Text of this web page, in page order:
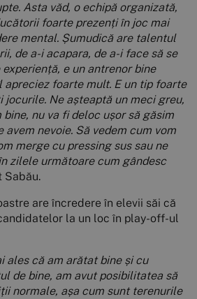
Asta văd, o echipă organizată,
foarte prezenți în joc mai
mental. Șumudică are talentul
de a-i acapara, de a-i face să se
e un antrenor bine
apreciez foarte mult. E un tip foarte
Ne așteaptă un meci greu,
nu va fi deloc ușor să găsim
nevoie. Să vedem cum vom
merge cu pressing sus sau ne
zilele următoare cum gândesc
Sabău.
are încredere în elevii săi că
la un loc în play-off-ul
ales că am arătat bine și cu
de bine, am avut posibilitatea să
normale, așa cum sunt terenurile